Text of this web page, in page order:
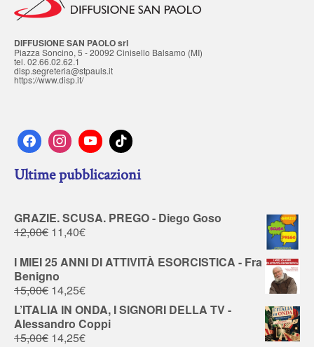
DIFFUSIONE SAN PAOLO srl
Piazza Soncino, 5 - 20092 Cinisello Balsamo (MI)
tel. 02.66.02.62.1
disp.segreteria@stpauls.it
https://www.disp.it/
Ultime pubblicazioni
GRAZIE. SCUSA. PREGO - Diego Goso
12,00€ 11,40€
I MIEI 25 ANNI DI ATTIVITÀ ESORCISTICA - Fra
Benigno
15,00€ 14,25€
L’ITALIA IN ONDA, I SIGNORI DELLA TV -
Alessandro Coppi
15,00€ 14,25€